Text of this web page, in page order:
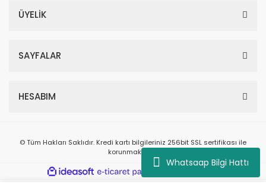
Whatsaap Bilgi Hattı
ÜYELİK
SAYFALAR
HESABIM
© Tüm Hakları Saklıdır. Kredi kartı bilgileriniz 256bit SSL sertifikası ile
korunmaktadır.
ideasoft